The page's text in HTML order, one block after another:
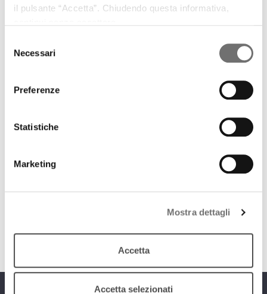
il pulsante “Accetta”. Chiudendo questa informativa,
delNecessari
Preferenze
Statistiche
Marketing
Mostra dettagli
Accetta
Accetta selezionati
19 luglio 2012